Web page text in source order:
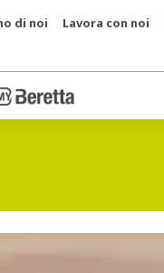
di noi Lavora con noi